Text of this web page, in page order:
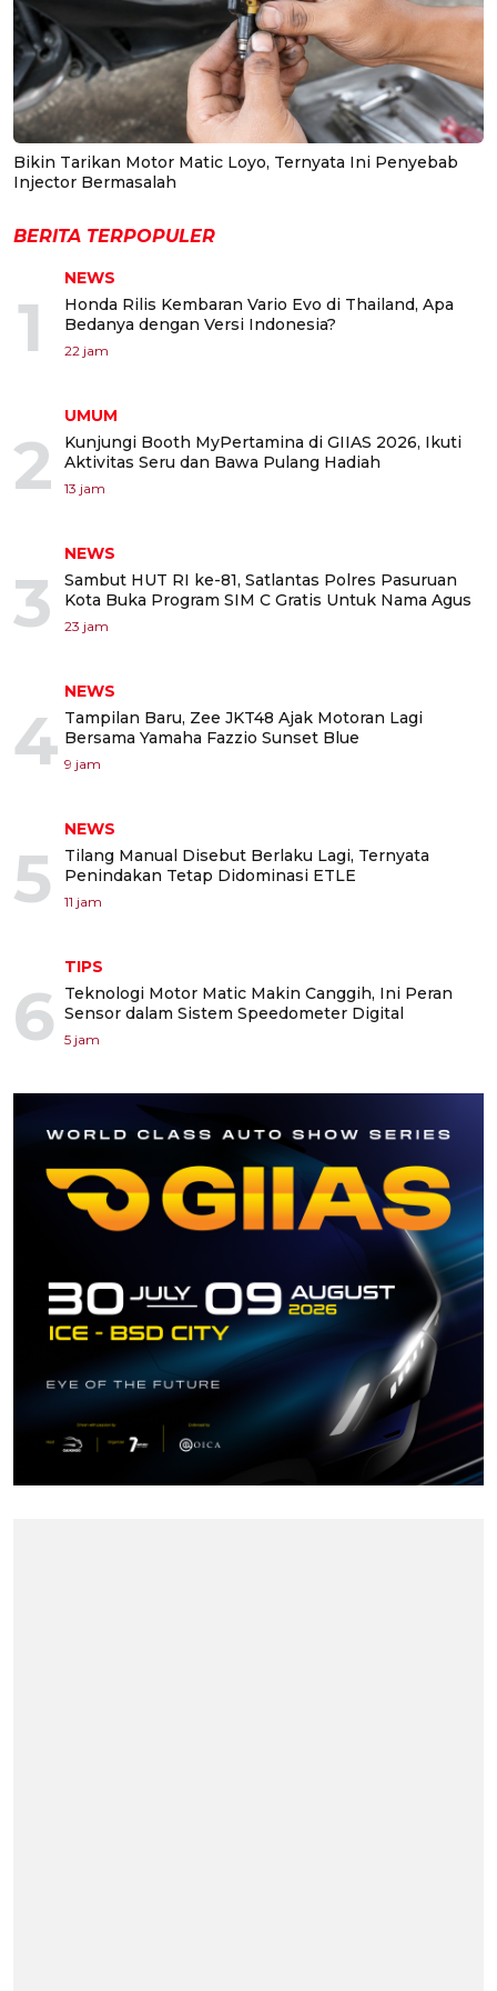
Bikin Tarikan Motor Matic Loyo, Ternyata Ini Penyebab
Injector Bermasalah
BERITA TERPOPULER
1
NEWS
Honda Rilis Kembaran Vario Evo di Thailand, Apa
Bedanya dengan Versi Indonesia?
22 jam
2
UMUM
Kunjungi Booth MyPertamina di GIIAS 2026, Ikuti
Aktivitas Seru dan Bawa Pulang Hadiah
13 jam
3
NEWS
Sambut HUT RI ke-81, Satlantas Polres Pasuruan
Kota Buka Program SIM C Gratis Untuk Nama Agus
23 jam
4
NEWS
Tampilan Baru, Zee JKT48 Ajak Motoran Lagi
Bersama Yamaha Fazzio Sunset Blue
9 jam
5
NEWS
Tilang Manual Disebut Berlaku Lagi, Ternyata
Penindakan Tetap Didominasi ETLE
11 jam
6
TIPS
Teknologi Motor Matic Makin Canggih, Ini Peran
Sensor dalam Sistem Speedometer Digital
5 jam